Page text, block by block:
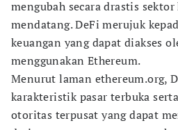
mengubah secara drastis
mendatang. DeFi merujuk
keuangan yang dapat diakses
menggunakan Ethereum.
Menurut laman ethereum.org,
karakteristik pasar terbuka
otoritas terpusat yang dapat